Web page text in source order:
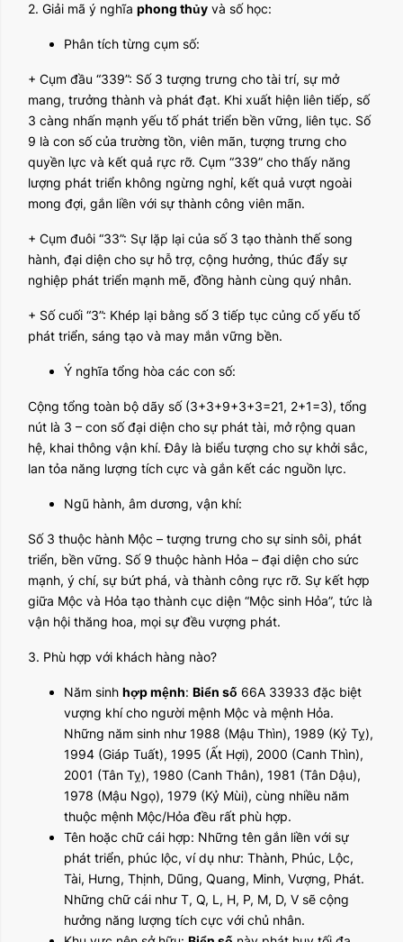
2. Giải mã ý nghĩa phong thủy và số học:
Phân tích từng cụm số:
+ Cụm đầu “339”: Số 3 tượng trưng cho tài trí, sự mở
mang, trưởng thành và phát đạt. Khi xuất hiện liên tiếp, số
3 càng nhấn mạnh yếu tố phát triển bền vững, liên tục. Số
9 là con số của trường tồn, viên mãn, tượng trưng cho
quyền lực và kết quả rực rỡ. Cụm “339” cho thấy năng
lượng phát triển không ngừng nghỉ, kết quả vượt ngoài
mong đợi, gắn liền với sự thành công viên mãn.
+ Cụm đuôi “33”: Sự lặp lại của số 3 tạo thành thế song
hành, đại diện cho sự hỗ trợ, cộng hưởng, thúc đẩy sự
nghiệp phát triển mạnh mẽ, đồng hành cùng quý nhân.
+ Số cuối “3”: Khép lại bằng số 3 tiếp tục củng cố yếu tố
phát triển, sáng tạo và may mắn vững bền.
Ý nghĩa tổng hòa các con số:
Cộng tổng toàn bộ dãy số (3+3+9+3+3=21, 2+1=3), tổng
nút là 3 – con số đại diện cho sự phát tài, mở rộng quan
hệ, khai thông vận khí. Đây là biểu tượng cho sự khởi sắc,
lan tỏa năng lượng tích cực và gắn kết các nguồn lực.
Ngũ hành, âm dương, vận khí:
Số 3 thuộc hành Mộc – tượng trưng cho sự sinh sôi, phát
triển, bền vững. Số 9 thuộc hành Hỏa – đại diện cho sức
mạnh, ý chí, sự bứt phá, và thành công rực rỡ. Sự kết hợp
giữa Mộc và Hỏa tạo thành cục diện “Mộc sinh Hỏa”, tức là
vận hội thăng hoa, mọi sự đều vượng phát.
3. Phù hợp với khách hàng nào?
Năm sinh hợp mệnh: Biển số 66A 33933 đặc biệt
vượng khí cho người mệnh Mộc và mệnh Hỏa.
Những năm sinh như 1988 (Mậu Thìn), 1989 (Kỷ Tỵ),
1994 (Giáp Tuất), 1995 (Ất Hợi), 2000 (Canh Thìn),
2001 (Tân Tỵ), 1980 (Canh Thân), 1981 (Tân Dậu),
1978 (Mậu Ngọ), 1979 (Kỷ Mùi), cùng nhiều năm
thuộc mệnh Mộc/Hỏa đều rất phù hợp.
Tên hoặc chữ cái hợp: Những tên gắn liền với sự
phát triển, phúc lộc, ví dụ như: Thành, Phúc, Lộc,
Tài, Hưng, Thịnh, Dũng, Quang, Minh, Vượng, Phát.
Những chữ cái như T, Q, L, H, P, M, D, V sẽ cộng
hưởng năng lượng tích cực với chủ nhân.